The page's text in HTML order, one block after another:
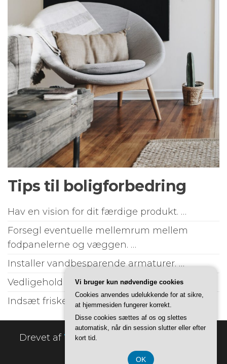
Tips til boligforbedring
Hav en vision for dit færdige produkt. …
Forsegl eventuelle mellemrum mellem
fodpanelerne og væggen. …
Installer vandbesparende armaturer. …
Vedligehold dit hjems nedløbsrør. …
Indsæt friske blomster. …
Drevet afWordPress
Vi bruger kun nødvendige cookies
Cookies anvendes udelukkende for at sikre,
at hjemmesiden fungerer korrekt.
Disse cookies sættes af os og slettes
automatisk, når din session slutter eller efter
kort tid.
OK